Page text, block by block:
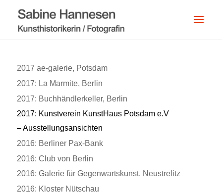
2017 ae-galerie, Potsdam
2017: La Marmite, Berlin
2017: Buchhändlerkeller, Berlin
2017: Kunstverein KunstHaus Potsdam e.V
– Ausstellungsansichten
2016: Berliner Pax-Bank
2016: Club von Berlin
2016: Galerie für Gegenwartskunst, Neustrelitz
2016: Kloster Nütschau